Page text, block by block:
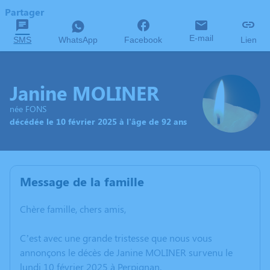
Partager
SMS WhatsApp Facebook E-mail Lien
Janine MOLINER
née FONS
décédée le 10 février 2025 à l'âge de 92 ans
Message de la famille
Chère famille, chers amis,
C’est avec une grande tristesse que nous vous
annonçons le décès de Janine MOLINER survenu le
lundi 10 février 2025 à Perpignan.